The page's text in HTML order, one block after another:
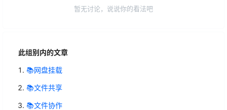
此组别内的文章
📚网盘挂载
📚文件共享
📚文件协作
暂无讨论，说说你的看法吧